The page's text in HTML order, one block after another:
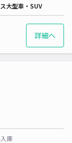
大型車・SUV
詳細へ
庫